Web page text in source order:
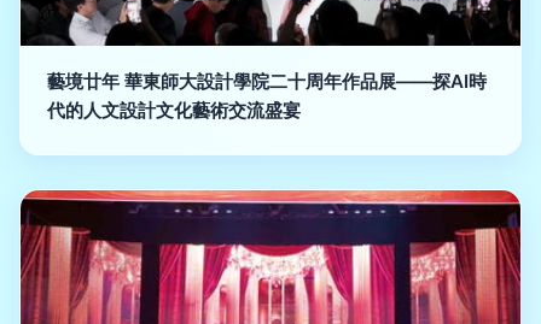
藝境廿年 華東師大設計學院二十周年作品展——探AI時
代的人文設計文化藝術交流盛宴